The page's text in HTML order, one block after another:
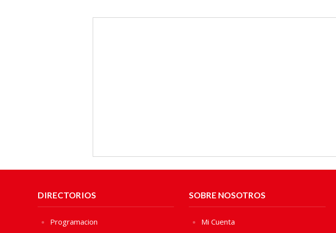
DIRECTORIOS
Programacion
SOBRE NOSOTROS
Mi Cuenta